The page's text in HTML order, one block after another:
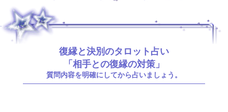
復縁と決別のタロット占い
「相手との復縁の対策」
質問内容を明確にしてから占いましょう。